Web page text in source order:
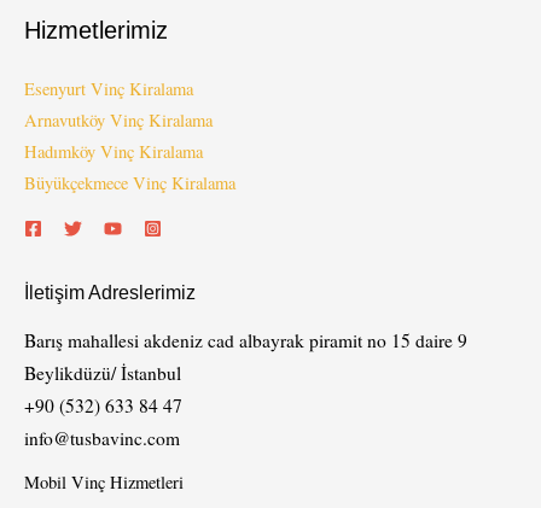
Hizmetlerimiz
Esenyurt Vinç Kiralama
Arnavutköy Vinç Kiralama
Hadımköy Vinç Kiralama
Büyükçekmece Vinç Kiralama
İletişim Adreslerimiz
Barış mahallesi akdeniz cad albayrak piramit no 15 daire 9
Beylikdüzü/ İstanbul
+90 (532) 633 84 47
info@tusbavinc.com
Mobil Vinç Hizmetleri